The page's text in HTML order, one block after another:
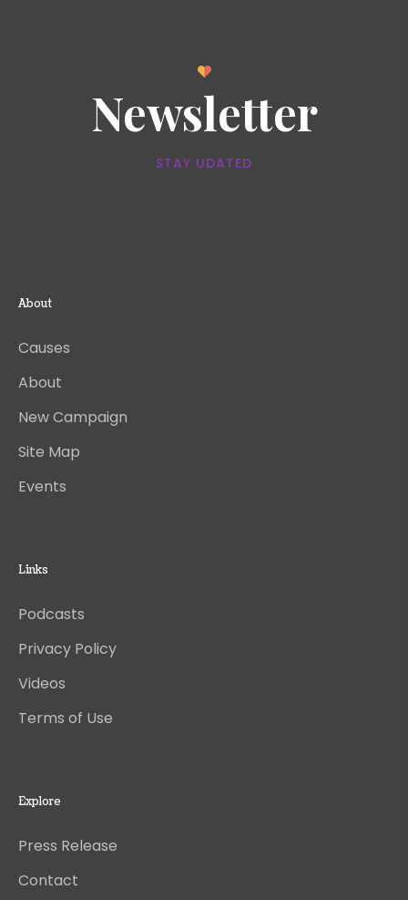
Newsletter
STAY UDATED
About
Causes
About
New Campaign
Site Map
Events
Links
Podcasts
Privacy Policy
Videos
Terms of Use
Explore
Press Release
Contact